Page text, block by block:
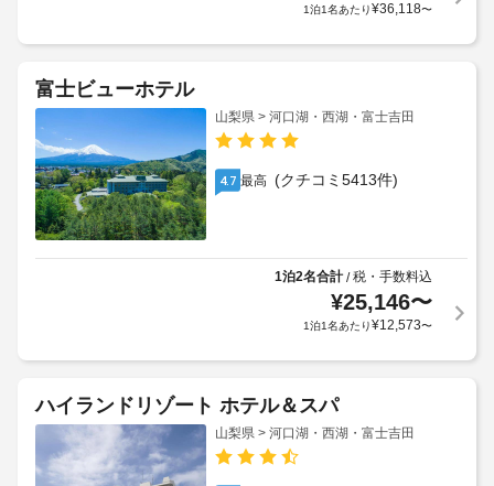
1泊1名あたり¥36,118〜
富士ビューホテル
山梨県 > 河口湖・西湖・富士吉田
4.7 最高 (クチコミ5413件)
1泊2名合計/税・手数料込
¥25,146〜
1泊1名あたり¥12,573〜
ハイランドリゾート ホテル＆スパ
山梨県 > 河口湖・西湖・富士吉田